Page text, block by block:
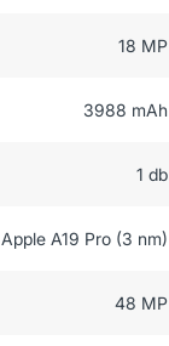
18 MP
3988 mAh
1 db
Apple A19 Pro (3 nm)
48 MP